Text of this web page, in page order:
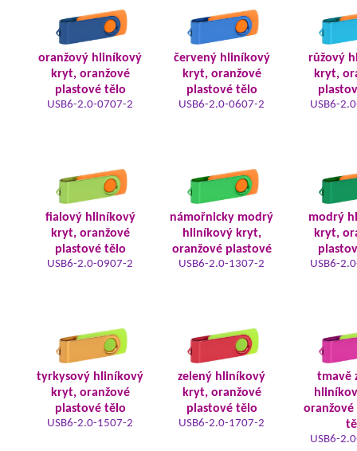
oranžový hliníkový
kryt, oranžové
plastové tělo
USB6-2.0-0707-2
červený hliníkový
kryt, oranžové
plastové tělo
USB6-2.0-0607-2
růžový
kryt,
USB6-
fialový hliníkový
kryt, oranžové
plastové tělo
USB6-2.0-0907-2
námořnicky modrý
hliníkový kryt,
oranžové plastové
USB6-2.0-1307-2
modrý
kryt,
USB6-
tyrkysový hliníkový
kryt, oranžové
plastové tělo
USB6-2.0-1507-2
zelený hliníkový
kryt, oranžové
plastové tělo
USB6-2.0-1707-2
tmavě
oranžové
USB6-